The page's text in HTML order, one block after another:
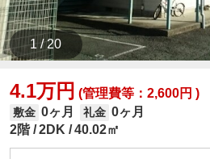
1 / 20
4.1万円 (管理費等：2,600円 )
敷金 0ヶ月 礼金 0ヶ月
2階 2DK 40.02㎡